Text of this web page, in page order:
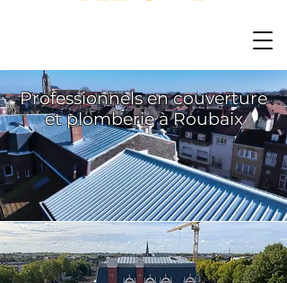
Professionnels en couverture
et plomberie à Roubaix